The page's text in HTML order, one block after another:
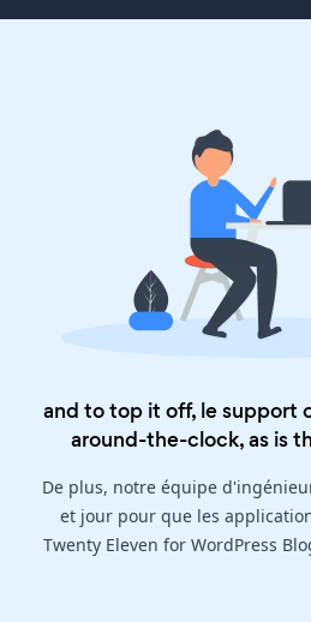
and to top it off, le support
around-the-clock, as is
De plus, notre équipe
et jour pour que les
Twenty Eleven for WordPress